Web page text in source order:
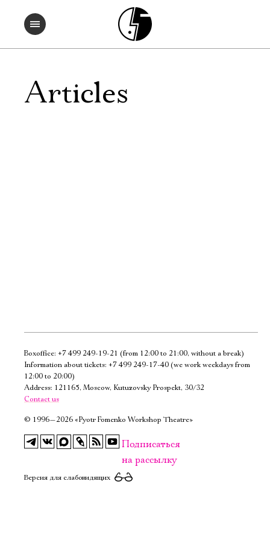
Articles
Boxoffice: +7 499 249-19-21 (from 12:00 to 21:00, without a break)
Information about tickets: +7 499 249-17-40 (we work weekdays from
12:00 to 20:00)
Address: 121165, Moscow, Kutuzovsky Prospekt, 30/32
Contact us
© 1996—2026 «Pyotr Fomenko Workshop Theatre»
Подписаться
на рассылку
Версия для слабовидящих
Электропочта
Ознакомиться